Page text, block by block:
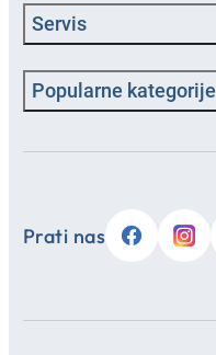
Servis
Popularne kategorije
Prati nas